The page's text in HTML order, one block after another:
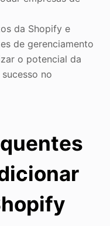
da Shopify e
de gerenciamento
o potencial da
no